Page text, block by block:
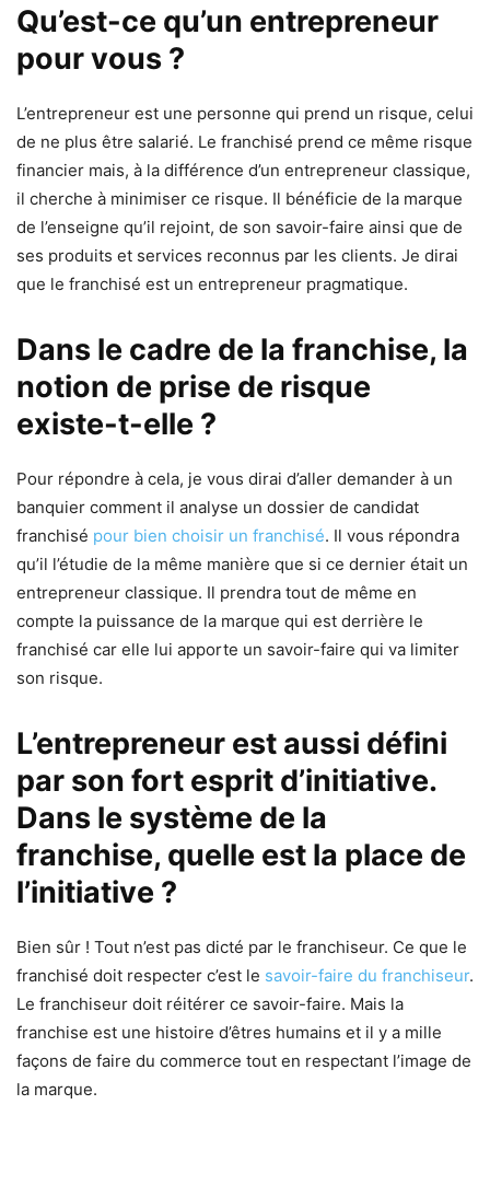
Qu’est-ce qu’un entrepreneur
pour vous ?
L’entrepreneur est une personne qui prend un risque, celui
de ne plus être salarié. Le franchisé prend ce même risque
financier mais, à la différence d’un entrepreneur classique,
il cherche à minimiser ce risque. Il bénéficie de la marque
de l’enseigne qu’il rejoint, de son savoir-faire ainsi que de
ses produits et services reconnus par les clients. Je dirai
que le franchisé est un entrepreneur pragmatique.
Dans le cadre de la franchise, la
notion de prise de risque
existe-t-elle ?
Pour répondre à cela, je vous dirai d’aller demander à un
banquier comment il analyse un dossier de candidat
franchisé pour bien choisir un franchisé. Il vous répondra
qu’il l’étudie de la même manière que si ce dernier était un
entrepreneur classique. Il prendra tout de même en
compte la puissance de la marque qui est derrière le
franchisé car elle lui apporte un savoir-faire qui va limiter
son risque.
L’entrepreneur est aussi défini
par son fort esprit d’initiative.
Dans le système de la
franchise, quelle est la place de
l’initiative ?
Bien sûr ! Tout n’est pas dicté par le franchiseur. Ce que le
franchisé doit respecter c’est le savoir-faire du franchiseur.
Le franchiseur doit réitérer ce savoir-faire. Mais la
franchise est une histoire d’êtres humains et il y a mille
façons de faire du commerce tout en respectant l’image de
la marque.